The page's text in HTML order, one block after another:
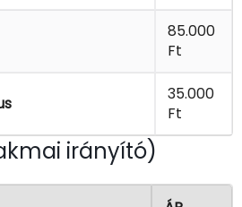
85.000
Ft
35.000
Ft
irányító)